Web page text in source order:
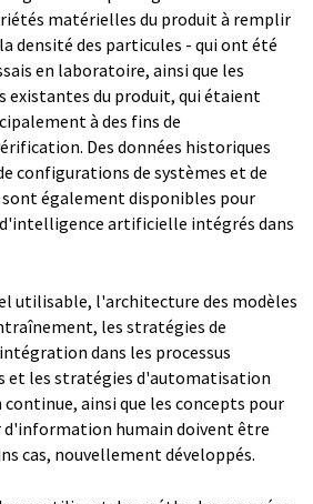
matérielles du produit à remplir
densité des particules - qui ont été
en laboratoire, ainsi que les
existantes du produit, qui étaient
à des fins de
Des données historiques
configurations de systèmes et de
également disponibles pour
artificielle intégrés dans
utilisable, l'architecture des modèles
les stratégies de
dans les processus
et les stratégies d'automatisation
ainsi que les concepts pour
humain doivent être
cas, nouvellement développés.